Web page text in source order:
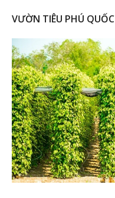
VƯỜN TIÊU PHÚ QUỐC